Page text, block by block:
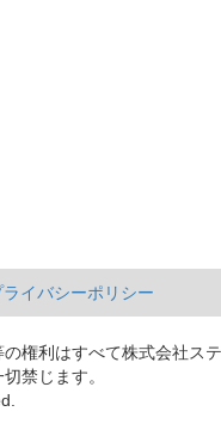
ライバシーポリシー
権利はすべて株式会社ス
禁じます。